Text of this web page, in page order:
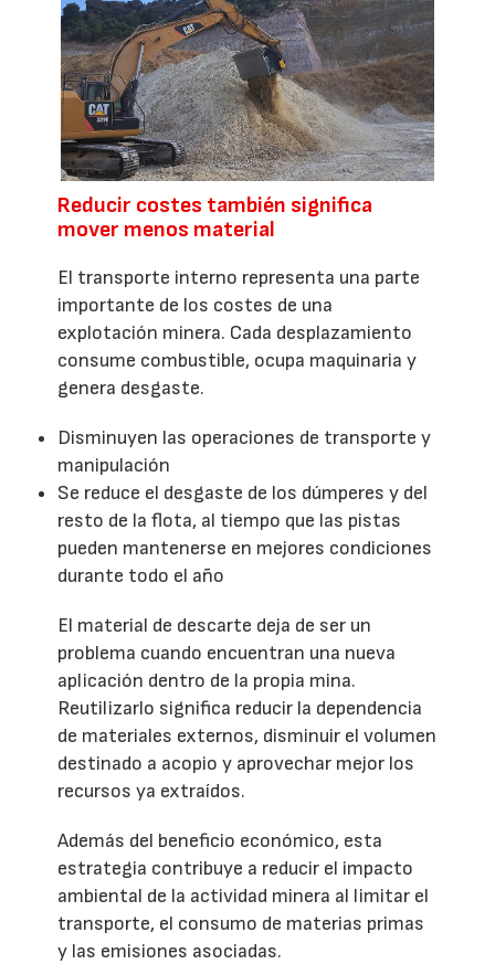
Reducir costes también significa
mover menos material
El transporte interno representa una parte
importante de los costes de una
explotación minera. Cada desplazamiento
consume combustible, ocupa maquinaria y
genera desgaste.
Disminuyen las operaciones de transporte y
manipulación
Se reduce el desgaste de los dúmperes y del
resto de la flota, al tiempo que las pistas
pueden mantenerse en mejores condiciones
durante todo el año
El material de descarte deja de ser un
problema cuando encuentran una nueva
aplicación dentro de la propia mina.
Reutilizarlo significa reducir la dependencia
de materiales externos, disminuir el volumen
destinado a acopio y aprovechar mejor los
recursos ya extraídos.
Además del beneficio económico, esta
estrategia contribuye a reducir el impacto
ambiental de la actividad minera al limitar el
transporte, el consumo de materias primas
y las emisiones asociadas.